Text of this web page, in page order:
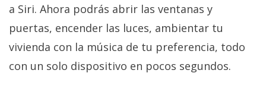
a Siri. Ahora podrás abrir las ventanas y
puertas, encender las luces, ambientar tu
vivienda con la música de tu preferencia, todo
con un solo dispositivo en pocos segundos.